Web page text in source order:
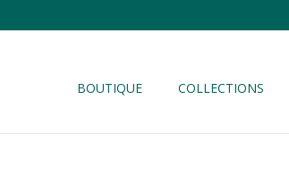
BOUTIQUE COLLECTIONS